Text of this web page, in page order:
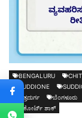
BENGALURU
SUDDIONE
ಚಿತ್ರದುರ್ಗ
ಬೆಂಗಳೂರು
ಹೈಕೋರ್ಟ್‌ ಶಾಕ್